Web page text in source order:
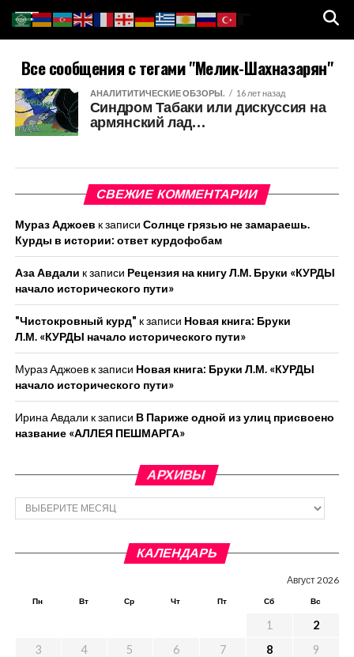
Все сообщения с тегами "Мелик-Шахназарян"
АНАЛИТИТИЧЕСКИЕ ОБЗОРЫ. 16 лет назад
Синдром Табаки или дискуссия на
армянский лад…
СВЕЖИЕ КОММЕНТАРИИ
Мураз Аджоев к записи Солнце грязью не замараешь.
Курды в истории: ответ курдофобам
Аза Авдали к записи Рецензия на книгу Л.М. Бруки «КУРДЫ
начало исторического пути»
"Чистокровный курд" к записи Новая книга: Бруки
Л.М. «КУРДЫ начало исторического пути»
Мураз Аджоевк записи Новая книга: Бруки Л.М. «КУРДЫ
начало исторического пути»
Ирина Авдали к записи В Париже одной из улиц присвоено
название «АЛЛЕЯ ПЕШМАРГА»
АРХИВЫ
Архивы
КАЛЕНДАРЬ
Август 2026
Пн Вт Ср Чт Пт Сб Вс
1
2
3
4 5 6 7 8
9